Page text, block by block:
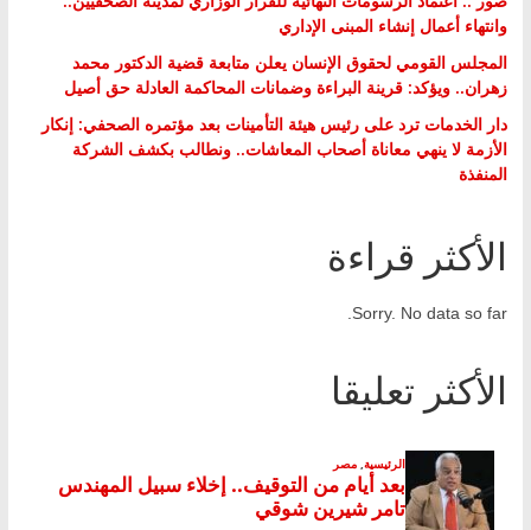
وانتهاء أعمال إنشاء المبنى الإداري
المجلس القومي لحقوق الإنسان يعلن متابعة قضية الدكتور محمد
زهران.. ويؤكد: قرينة البراءة وضمانات المحاكمة العادلة حق أصيل
دار الخدمات ترد على رئيس هيئة التأمينات بعد مؤتمره الصحفي: إنكار
الأزمة لا ينهي معاناة أصحاب المعاشات.. ونطالب بكشف الشركة
المنفذة
الأكثر قراءة
Sorry. No data so far.
الأكثر تعليقا